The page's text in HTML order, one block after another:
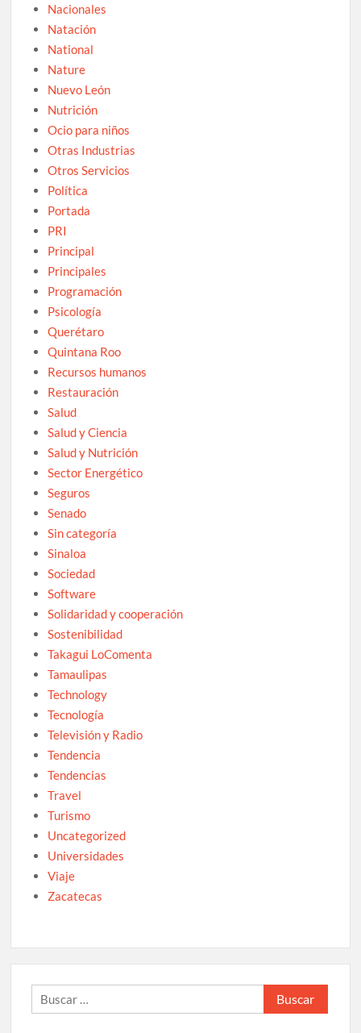
Nacionales
Natación
National
Nature
Nuevo León
Nutrición
Ocio para niños
Otras Industrias
Otros Servicios
Política
Portada
PRI
Principal
Principales
Programación
Psicología
Querétaro
Quintana Roo
Recursos humanos
Restauración
Salud
Salud y Ciencia
Salud y Nutrición
Sector Energético
Seguros
Senado
Sin categoría
Sinaloa
Sociedad
Software
Solidaridad y cooperación
Sostenibilidad
Takagui LoComenta
Tamaulipas
Technology
Tecnología
Televisión y Radio
Tendencia
Tendencias
Travel
Turismo
Uncategorized
Universidades
Viaje
Zacatecas
Buscar: